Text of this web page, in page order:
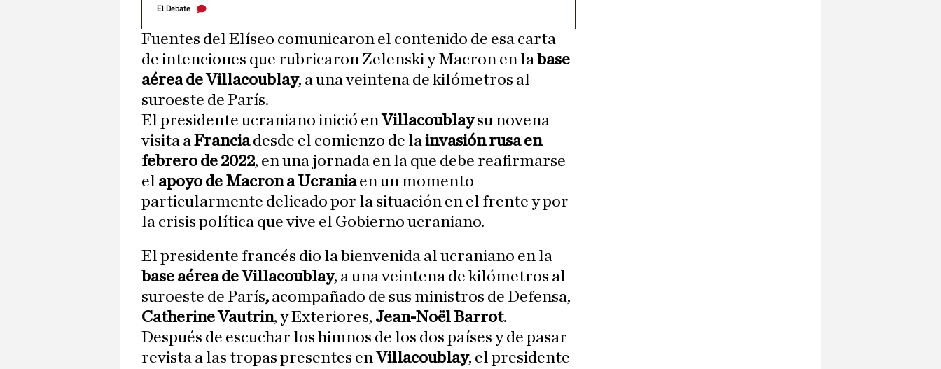
El Debate
Fuentes del Elíseo comunicaron el contenido de esa carta
de intenciones que rubricaron Zelenski y Macron en labase
aérea de Villacoublay, a una veintena de kilómetros al
suroeste de París.
El presidente ucraniano inició enVillacoublaysu novena
visita aFranciadesde el comienzo de lainvasión rusa en
febrero de 2022, en una jornada en la que debe reafirmarse
el apoyo de Macron a Ucraniaen un momento
particularmente delicado por la situación en el frente y por
la crisis política que vive el Gobierno ucraniano.
El presidente francés dio la bienvenida al ucraniano en la
base aérea de Villacoublay, a una veintena de kilómetros al
suroeste de París, acompañado de sus ministros de Defensa,
Catherine Vautrin, y Exteriores, Jean-Noël Barrot.
Después de escuchar los himnos de los dos países y de pasar
revista a las tropas presentes enVillacoublay, el presidente